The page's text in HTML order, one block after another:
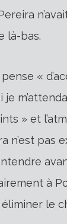
là-bas.
«
» et
n’est pas
à
le